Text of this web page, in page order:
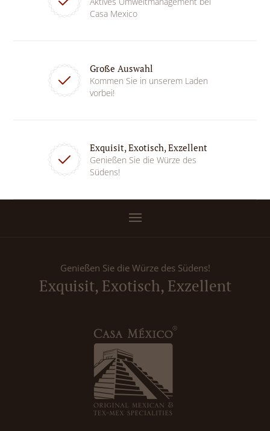
Casa Mexico
Große Auswahl
Kommen Sie in unserem Laden
vorbei!
Exquisit, Exotisch, Exzellent
Genießen Sie die Würze des
Südens!
Genießen Sie die Würze des Südens!
Exquisit, Exotisch, Exzellent